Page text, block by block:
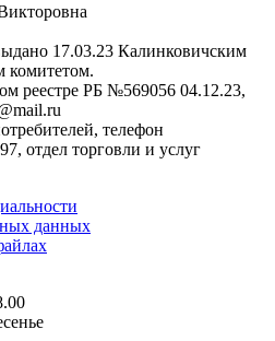
17.03.23 Калинковичским
комитетом.
реестре РБ №569056 04.12.23,
телефон
отдел торговли и услуг
данных